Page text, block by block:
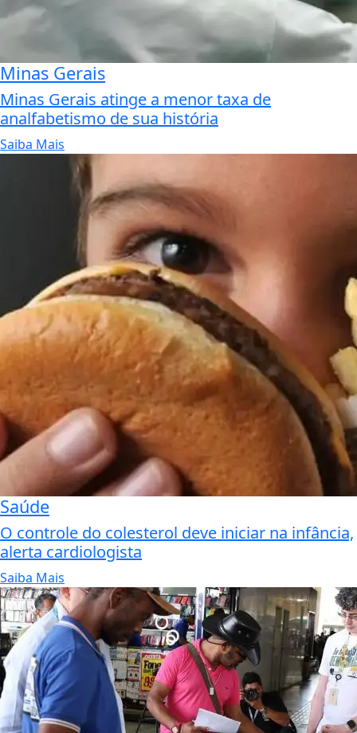
Minas Gerais
Minas Gerais atinge a menor taxa de
analfabetismo de sua história
Saiba Mais
Saúde
O controle do colesterol deve iniciar na infância,
alerta cardiologista
Saiba Mais